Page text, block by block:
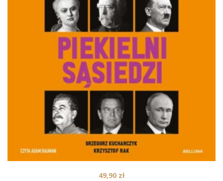
49,90 zł